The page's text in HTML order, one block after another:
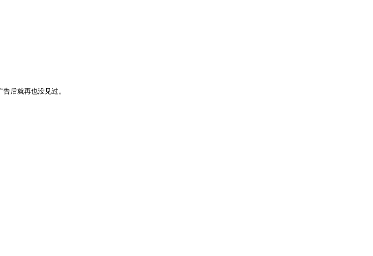
后就再也没见过。